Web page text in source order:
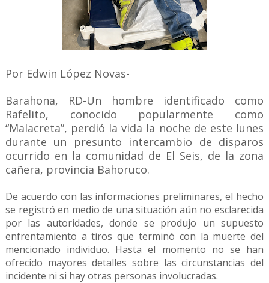
Por Edwin López Novas-
Barahona, RD-Un hombre identificado como
Rafelito, conocido popularmente como
“Malacreta”, perdió la vida la noche de este lunes
durante un presunto intercambio de disparos
ocurrido en la comunidad de El Seis, de la zona
cañera, provincia Bahoruco.
De acuerdo con las informaciones preliminares, el hecho
se registró en medio de una situación aún no esclarecida
por las autoridades, donde se produjo un supuesto
enfrentamiento a tiros que terminó con la muerte del
mencionado individuo. Hasta el momento no se han
ofrecido mayores detalles sobre las circunstancias del
incidente ni si hay otras personas involucradas.